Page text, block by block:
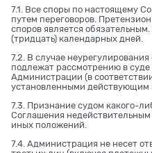
7.1. Все споры по настоящему
путем переговоров.
споров является
(тридцать) календарных дней.
7.2. В случае
подлежат рассмотрению в
Администрации (в
установленными действующим
7.3. Признание судом какого-
Соглашения недействительным
иных положений.
7.4. Администрация не несет